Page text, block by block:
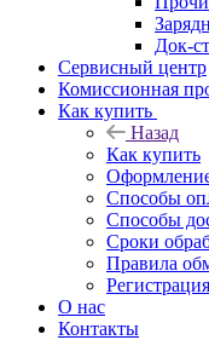
Док-
Сервисный центр
Комиссионная
Как купить
Назад
Как купить
Оформление
Способы
Способы
Сроки
Правила
О нас
Контакты